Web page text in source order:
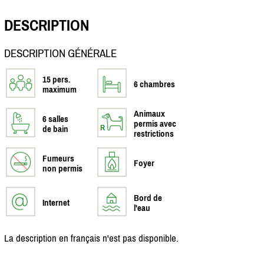
DESCRIPTION
DESCRIPTION GÉNÉRALE
15 pers.
maximum
6 chambres
6 salles
de bain
Animaux
permis avec
restrictions
Fumeurs
non permis
Foyer
Internet
Bord de
l'eau
La description en français n'est pas disponible.